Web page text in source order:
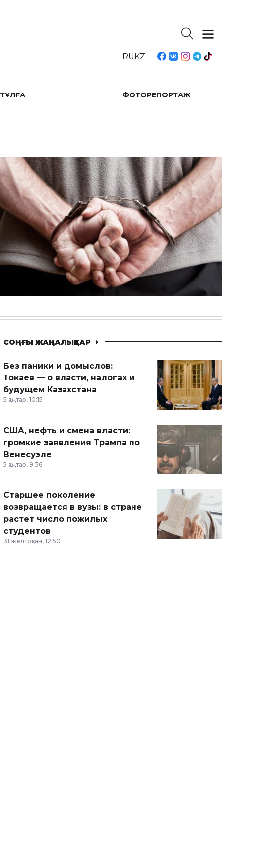
RUKZ
ТҰЛҒА ФОТОРЕПОРТАЖ
СОҢҒЫ ЖАҢАЛЫҚТАР
Без паники и домыслов:
Токаев — о власти, налогах и
будущем Казахстана
5 қаңтар, 10:15
США, нефть и смена власти:
громкие заявления Трампа по
Венесуэле
5 қаңтар, 9:36
Старшее поколение
возвращается в вузы: в стране
растет число пожилых
студентов
31 желтоқсан, 12:50